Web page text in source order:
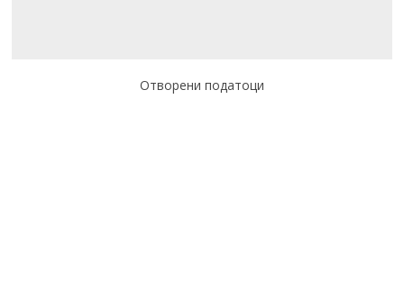
Отворени податоци